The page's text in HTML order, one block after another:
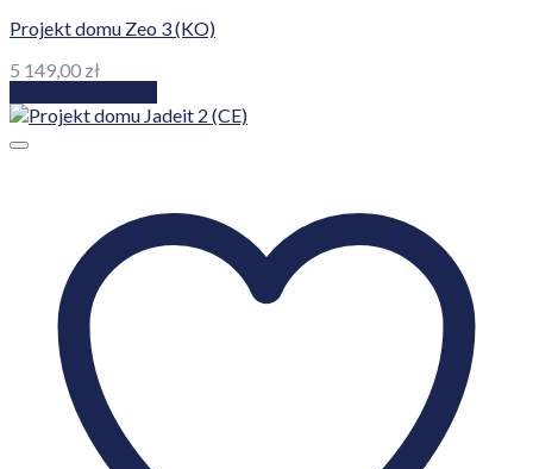
Projekt domu Zeo 3 (KO)
5 149,00 zł